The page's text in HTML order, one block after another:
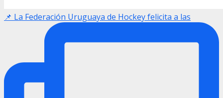
📌 La Federación Uruguaya de Hockey felicita a las